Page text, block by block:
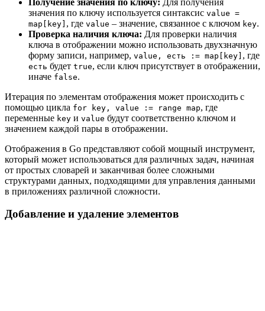
значения по ключу используется синтаксис value =
map[key] , где value – значение, связанное с ключом key.
Проверка наличия ключа: Для проверки наличия
ключа в отображении можно использовать двухзначную
форму записи, например, value, есть := map[key] , где
есть будет true, если ключ присутствует в отображении,
иначе false.
Итерация по элементам отображения может происходить с
помощью цикла for key, value := range map, где
переменные key и value будут соответственно ключом и
значением каждой пары в отображении.
Отображения в Go представляют собой мощный инструмент,
который может использоваться для различных задач, начиная
от простых словарей и заканчивая более сложными
структурами данных, подходящими для управления данными
в приложениях различной сложности.
Добавление и удаление элементов